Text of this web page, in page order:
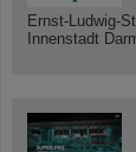
Ernst-Ludwig-
Innenstadt